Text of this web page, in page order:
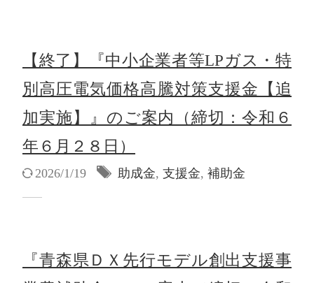
【終了】『中小企業者等LPガス・特
別高圧電気価格高騰対策支援金【追
加実施】』のご案内（締切：令和６
年６月２８日）
2026/1/19 助成金, 支援金, 補助金
『青森県ＤＸ先行モデル創出支援事